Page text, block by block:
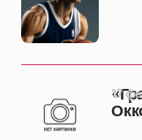
17